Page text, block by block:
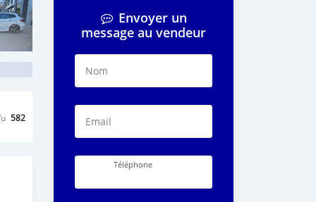
582
Envoyer un
message au vendeur
Nom
Email
Téléphone